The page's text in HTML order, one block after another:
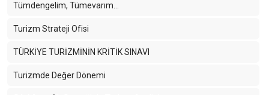
Tümdengelim, Tümevarım…
Turizm Strateji Ofisi
TÜRKİYE TURİZMİNİN KRİTİK SINAVI
Turizmde Değer Dönemi